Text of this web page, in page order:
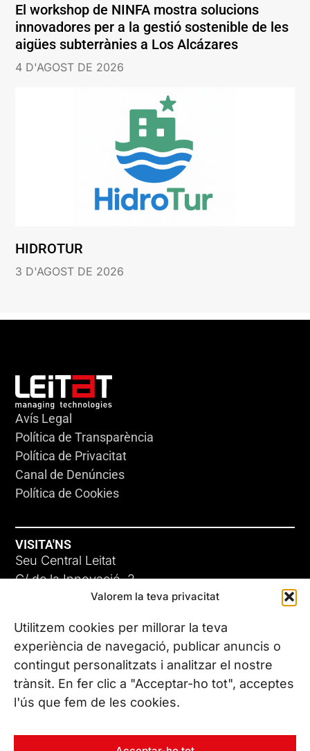
Valorem la teva privacitat
Utilitzem cookies per millorar la teva
experiència de navegació, publicar anuncis o
contingut personalitzats i analitzar el nostre
trànsit. En fer clic a "Acceptar-ho tot", acceptes
l'ús que fem de les cookies.
El workshop de NINFA mostra solucions
innovadores per a la gestió sostenible de les
aigües subterrànies a Los Alcázares
4 D'AGOST DE 2026
HIDROTUR
3 D'AGOST DE 2026
Avís Legal
Política de Transparència
Política de Privacitat
Canal de Denúncies
Política de Cookies
VISITA'NS
Seu Central Leitat
C/ de la Innovació, 2
08225 Terrassa, (Barcelona)
Coneix les nostres seus
CONTACTA’NS
Tel. (+34) 937 882 300